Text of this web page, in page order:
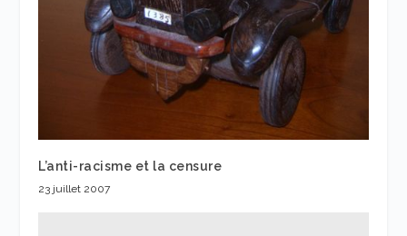
L’anti-racisme et la censure
23 juillet 2007